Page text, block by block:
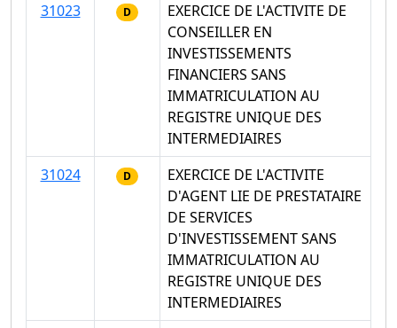
31023
D
EXERCICE DE L'ACTIVITE DE
CONSEILLER EN
INVESTISSEMENTS
FINANCIERS SANS
IMMATRICULATION AU
REGISTRE UNIQUE DES
INTERMEDIAIRES
31024
D
EXERCICE DE L'ACTIVITE
D'AGENT LIE DE PRESTATAIRE
DE SERVICES
D'INVESTISSEMENT SANS
IMMATRICULATION AU
REGISTRE UNIQUE DES
INTERMEDIAIRES